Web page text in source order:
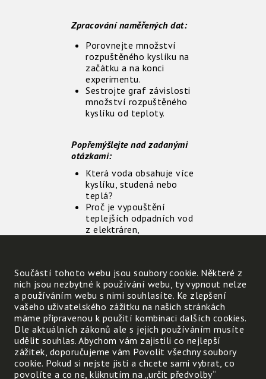
Zpracování naměřených dat:
Porovnejte množství
rozpuštěného kyslíku na
začátku a na konci
experimentu.
Sestrojte graf závislosti
množství rozpuštěného
kyslíku od teploty.
Popřemýšlejte nad zadanými
otázkami:
Která voda obsahuje více
kyslíku, studená nebo
teplá?
Proč je vypouštění
teplejších odpadních vod
z elektráren,
nebezpečné pro vodní
organismy?
Diskutujte své odpovědi
s učitelem.
Náměty na další aktivity:
Pouvažujte nad tím, jak
by se dalo porovnat
Součástí tohoto webu jsou soubory cookie. Některé z
nich jsou nezbytné k používání webu, ty vypnout nelze
a používáním webu s nimi souhlasíte. Ke zlepšení
vašeho uživatelského zážitku na našich stránkách
máme připravenou k použití kombinaci dalších cookies.
Dle aktuálních zákonů ale s jejich používáním musíte
udělit souhlas. Abychom vám zajistili co nejlepší
zážitek, doporučujeme vám Povolit všechny soubory
cookie. Pokud si nejste jisti a chcete sami vybrat, co
povolíte a co ne, kliknutím na „určit předvolby“